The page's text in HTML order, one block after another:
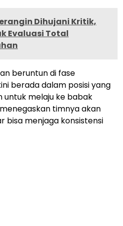
Dihujani Kritik,
Evaluasi Total
beruntun di fase
berada dalam posisi yang
melaju ke babak
timnya akan
bisa menjaga konsistensi